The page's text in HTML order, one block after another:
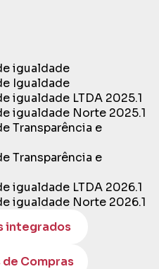
igualdade
Igualdade
igualdade LTDA 2025.1
igualdade Norte 2025.1
Transparência e
Transparência e
igualdade LTDA 2026.1
igualdade Norte 2026.1
integrados
Compras